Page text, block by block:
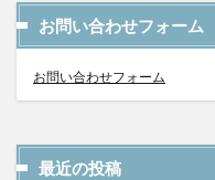
お問い合わせフォーム
お問い合わせフォーム
最近の投稿